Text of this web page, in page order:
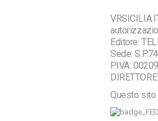
Editore:
Sede:
P.IVA:
Questo sito